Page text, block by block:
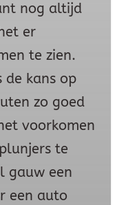
nog altijd
er
te zien.
de kans op
zo goed
voorkomen
te
gauw een
een auto